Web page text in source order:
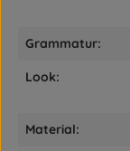
Grammatur:
Look:
Material: